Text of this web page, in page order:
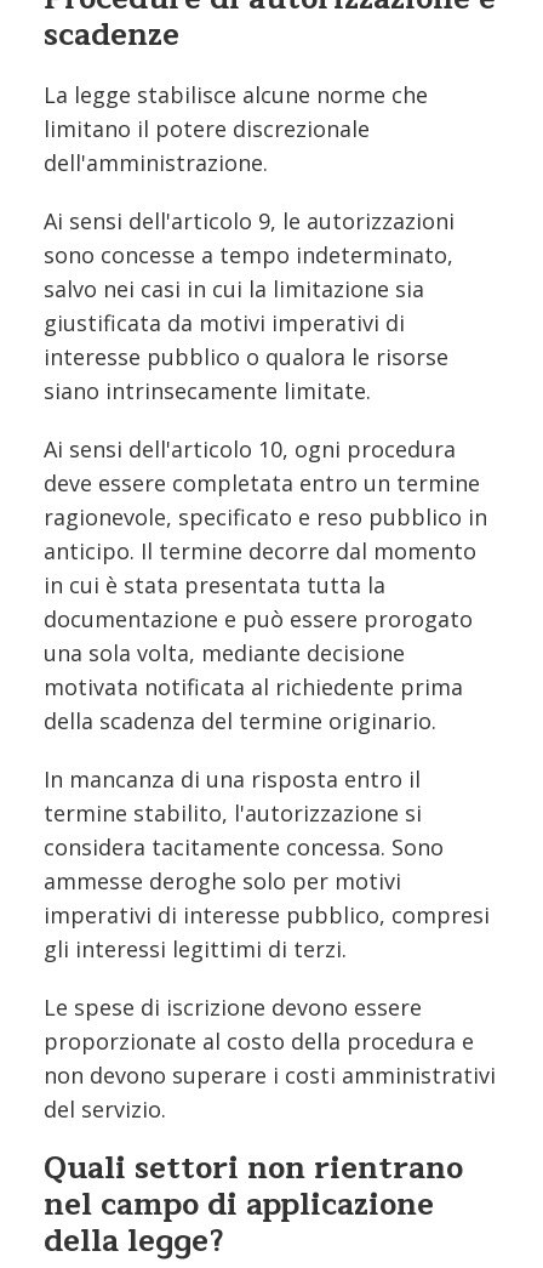
scadenze
La legge stabilisce alcune norme che
limitano il potere discrezionale
dell'amministrazione.
Ai sensi dell'articolo 9, le autorizzazioni
sono concesse a tempo indeterminato,
salvo nei casi in cui la limitazione sia
giustificata da motivi imperativi di
interesse pubblico o qualora le risorse
siano intrinsecamente limitate.
Ai sensi dell'articolo 10, ogni procedura
deve essere completata entro un termine
ragionevole, specificato e reso pubblico in
anticipo. Il termine decorre dal momento
in cui è stata presentata tutta la
documentazione e può essere prorogato
una sola volta, mediante decisione
motivata notificata al richiedente prima
della scadenza del termine originario.
In mancanza di una risposta entro il
termine stabilito, l'autorizzazione si
considera tacitamente concessa. Sono
ammesse deroghe solo per motivi
imperativi di interesse pubblico, compresi
gli interessi legittimi di terzi.
Le spese di iscrizione devono essere
proporzionate al costo della procedura e
non devono superare i costi amministrativi
del servizio.
Quali settori non rientrano
nel campo di applicazione
della legge?